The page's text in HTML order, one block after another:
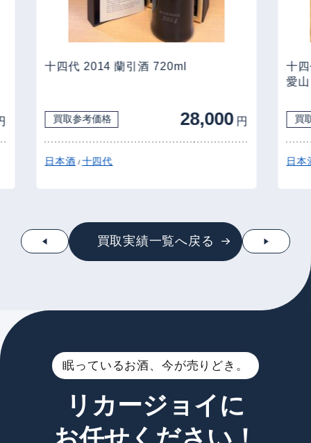
十四代 2014 蘭引酒 720ml
買取参考価格 28,000 円
日本酒/十四代
十
愛
買
日本
買取実績一覧へ戻る
眠っているお酒、今が売りどき。
リカージョイに